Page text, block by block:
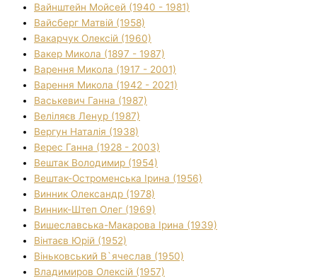
Вайнштейн Мойсей (1940 - 1981)
Вайсберг Матвій (1958)
Вакарчук Олексій (1960)
Вакер Микола (1897 - 1987)
Варення Микола (1917 - 2001)
Варення Микола (1942 - 2021)
Васькевич Ганна (1987)
Веліляєв Ленур (1987)
Вергун Наталія (1938)
Верес Ганна (1928 - 2003)
Вештак Володимир (1954)
Вештак-Остроменська Ірина (1956)
Винник Олександр (1978)
Винник-Штеп Олег (1969)
Вишеславська-Макарова Ірина (1939)
Вінтаєв Юрій (1952)
Віньковський В`ячеслав (1950)
Владимиров Олексій (1957)